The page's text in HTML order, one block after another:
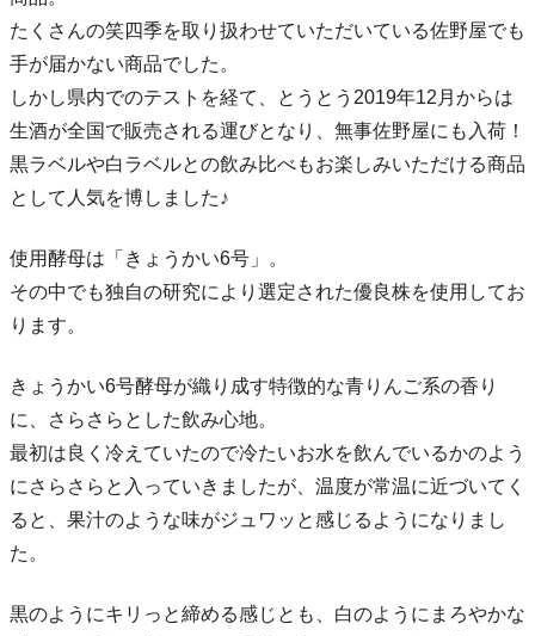
たくさんの笑四季を取り扱わせていただいている佐野屋でも
手が届かない商品でした。
しかし県内でのテストを経て、とうとう2019年12月からは
生酒が全国で販売される運びとなり、無事佐野屋にも入荷！
黒ラベルや白ラベルとの飲み比べもお楽しみいただける商品
として人気を博しました♪
使用酵母は「きょうかい6号」。
その中でも独自の研究により選定された優良株を使用してお
ります。
きょうかい6号酵母が織り成す特徴的な青りんご系の香り
に、さらさらとした飲み心地。
最初は良く冷えていたので冷たいお水を飲んでいるかのよう
にさらさらと入っていきましたが、温度が常温に近づいてく
ると、果汁のような味がジュワッと感じるようになりまし
た。
黒のようにキリっと締める感じとも、白のようにまろやかな